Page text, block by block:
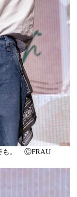
も。 ⒸFRAU